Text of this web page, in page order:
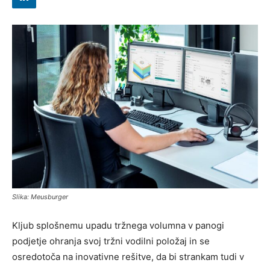
Slika: Meusburger
Kljub splošnemu upadu tržnega volumna v panogi
podjetje ohranja svoj tržni vodilni položaj in se
osredotoča na inovativne rešitve, da bi strankam tudi v